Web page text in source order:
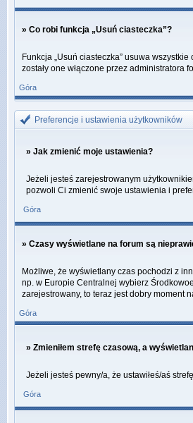
» Co robi funkcja „Usuń ciasteczka”?
Funkcja „Usuń ciasteczka” usuwa
zostały one włączone przez
Góra
Preferencje i ustawienia użytkowników
» Jak zmienić moje ustawienia?
Jeżeli jesteś zarejestrowanym
pozwoli Ci zmienić swoje ustawienia i
Góra
» Czasy wyświetlane na forum są
Możliwe, że wyświetlany czas pochodzi z
np. w Europie Centralnej wybierz
zarejestrowany, to teraz jest dobry moment
Góra
» Zmieniłem strefę czasową, a
Jeżeli jesteś pewny/a, że ustawiłeś/aś
Góra